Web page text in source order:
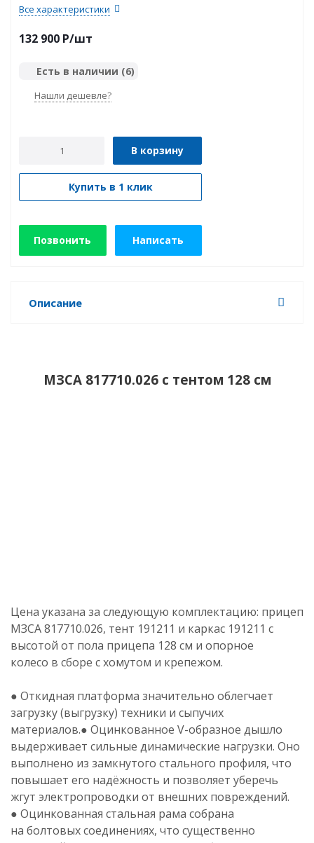
Все характеристики
132 900 P/шт
Есть в наличии (6)
Нашли дешевле?
В корзину
Купить в 1 клик
Позвонить Написать
Описание
МЗСА 817710.026 с тентом 128 см
Цена указана за следующую комплектацию: прицеп
МЗСА 817710.026, тент 191211 и каркас 191211 с
высотой от пола прицепа 128 см и опорное
колесо в сборе с хомутом и крепежом.
● Откидная платформа значительно облегчает
загрузку (выгрузку) техники и сыпучих
материалов.● Оцинкованное V-образное дышло
выдерживает сильные динамические нагрузки. Оно
выполнено из замкнутого стального профиля, что
повышает его надёжность и позволяет уберечь
жгут электропроводки от внешних повреждений.
● Оцинкованная стальная рама собрана
на болтовых соединениях, что существенно